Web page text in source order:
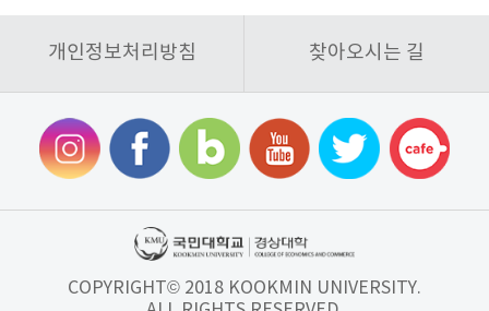
개인정보처리방침 찾아오시는 길
COPYRIGHT© 2018 KOOKMIN UNIVERSITY.